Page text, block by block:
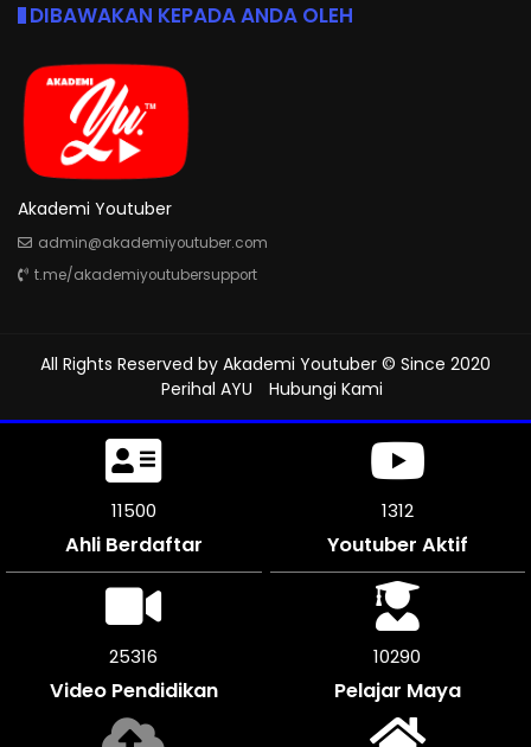
DIBAWAKAN KEPADA ANDA OLEH
Akademi Youtuber
admin@akademiyoutuber.com
t.me/akademiyoutubersupport
All Rights Reserved by Akademi Youtuber © Since 2020
Perihal AYU
Hubungi Kami
11500
Ahli Berdaftar
1312
Youtuber Aktif
25316
Video Pendidikan
10290
Pelajar Maya